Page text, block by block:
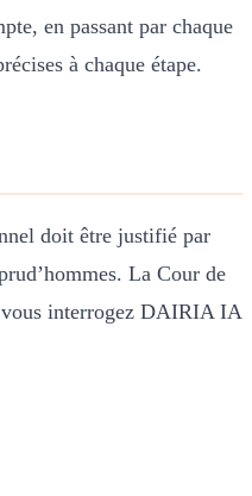
en passant par chaque
à chaque étape.
doit être justifié par
La Cour de
interrogez DAIRIA IA